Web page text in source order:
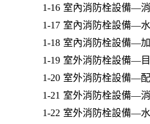
1-16 室內消防栓設備—
1-17 室內消防栓設備—
1-18 室內消防栓設備—
1-19 室外消防栓設備—
1-20 室外消防栓設備—
1-21 室外消防栓設備—
1-22 室外消防栓設備—